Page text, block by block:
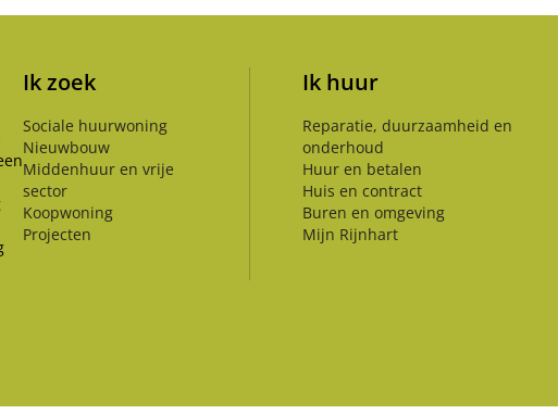
Ik zoek
Sociale huurwoning
Nieuwbouw
Middenhuur en vrije
sector
Koopwoning
Projecten
Ik huur
Reparatie, duurzaamheid en
onderhoud
Huur en betalen
Huis en contract
Buren en omgeving
Mijn Rijnhart